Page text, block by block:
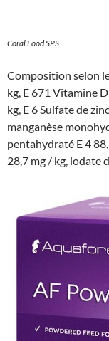
Coral Food SPS
Composition selon
kg, E 671 Vitamine
kg, E 6 Sulfate de
manganèse
pentahydraté E 4
28,7 mg / kg, iodate